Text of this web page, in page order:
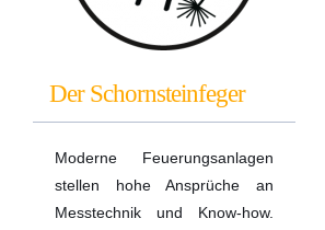
Der Schornsteinfeger
Moderne Feuerungsanlagen
stellen hohe Ansprüche an
Messtechnik und Know-how.